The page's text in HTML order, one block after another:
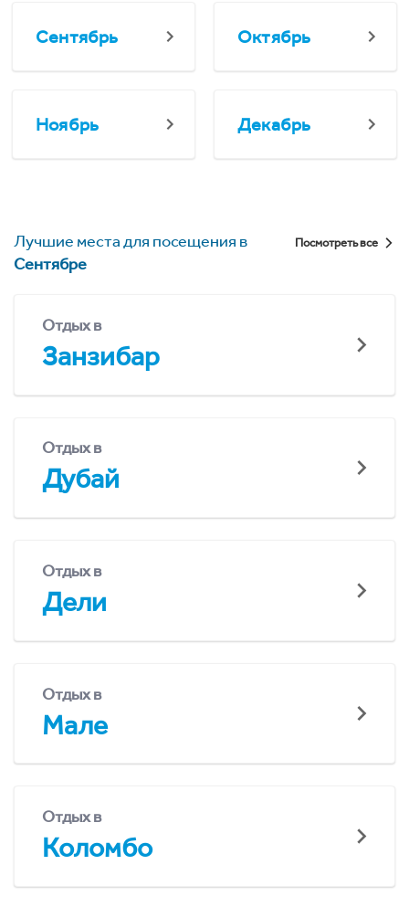
Сентябрь Октябрь
Ноябрь Декабрь
Лучшие места для посещения в
Сентябре
Посмотреть все
Отдых в
Занзибар
Отдых в
Дубай
Отдых в
Дели
Отдых в
Мале
Отдых в
Коломбо